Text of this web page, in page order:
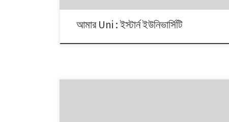
আমার Uni : ইস্টার্ন ইউনিভার্সিটি